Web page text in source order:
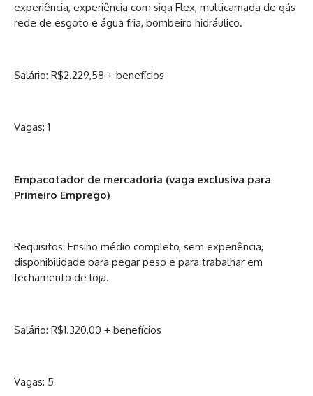
experiência, experiência com siga Flex, multicamada de gás
rede de esgoto e água fria, bombeiro hidráulico.
Salário: R$2.229,58 + benefícios
Vagas: 1
Empacotador de mercadoria (vaga exclusiva para
Primeiro Emprego)
Requisitos: Ensino médio completo, sem experiência,
disponibilidade para pegar peso e para trabalhar em
fechamento de loja.
Salário: R$1.320,00 + benefícios
Vagas: 5